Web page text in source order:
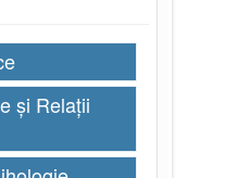
și Relații